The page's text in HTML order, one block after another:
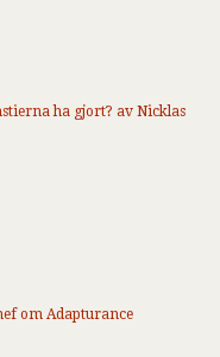
ha gjort? av Nicklas
om Adapturance